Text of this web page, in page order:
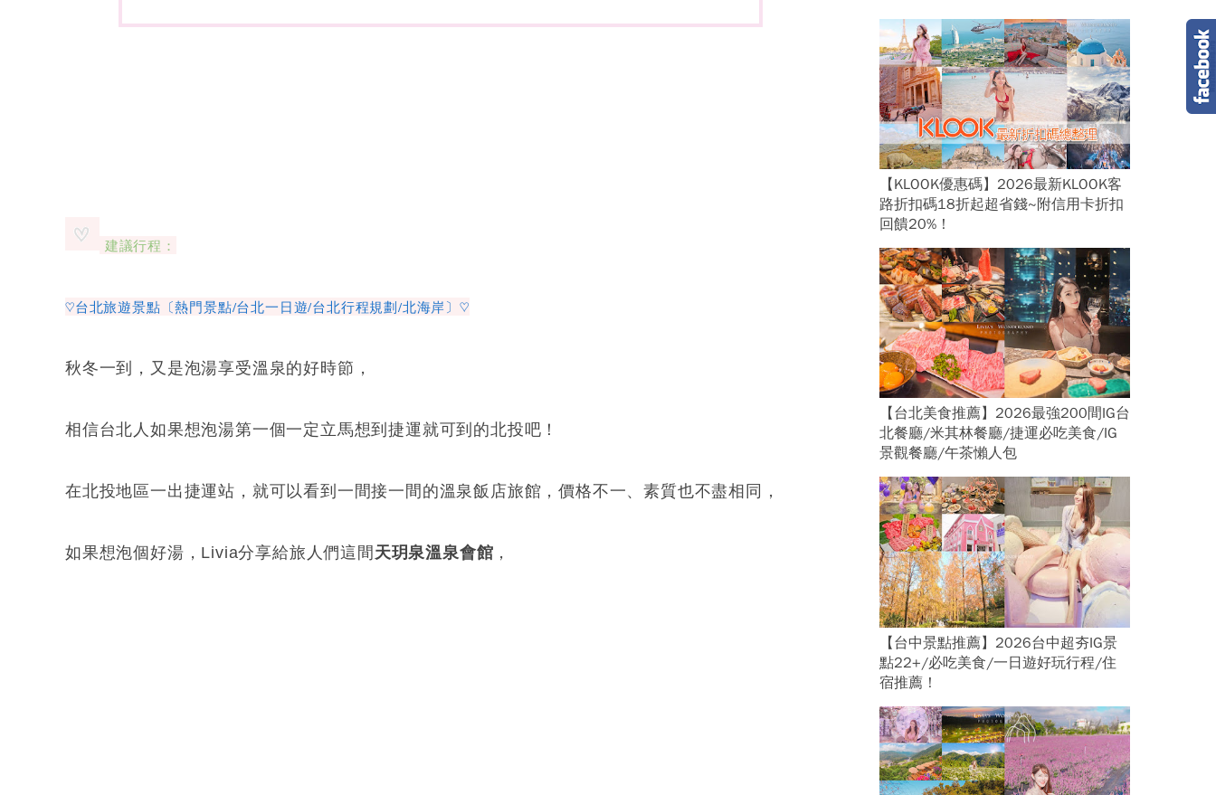
建議行程：
♡台北旅遊景點〔熱門景點/台北一日遊/台北行程規劃/北海岸〕♡
秋冬一到，又是泡湯享受溫泉的好時節，
相信台北人如果想泡湯第一個一定立馬想到捷運就可到的北投吧！
在北投地區一出捷運站，就可以看到一間接一間的溫泉飯店旅館，價格不一、素質也不盡相同，
如果想泡個好湯，Livia分享給旅人們這間 天玥泉溫泉會館 ，
【KLOOK優惠碼】2026最新KLOOK客
路折扣碼18折起超省錢~附信用卡折扣
回饋20%！
【台北美食推薦】2026最強200間IG台
北餐廳/米其林餐廳/捷運必吃美食/IG
景觀餐廳/午茶懶人包
【台中景點推薦】2026台中超夯IG景
點22+/必吃美食/一日遊好玩行程/住
宿推薦！